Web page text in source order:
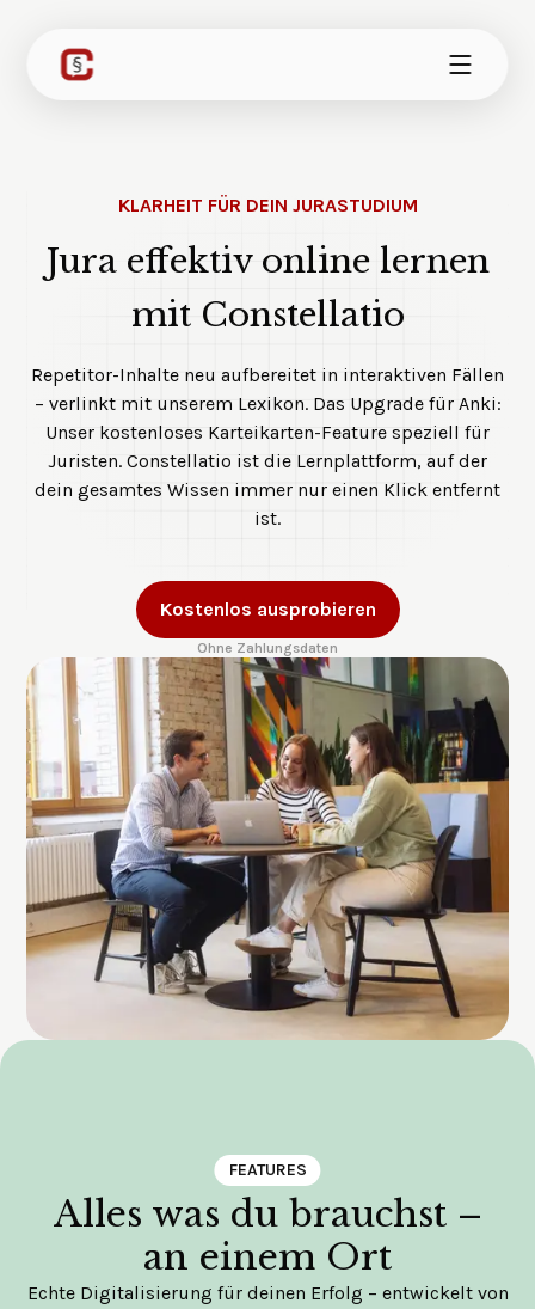
KLARHEIT FÜR DEIN JURASTUDIUM
Jura effektiv online lernen
mit Constellatio
Repetitor-Inhalte neu aufbereitet in interaktiven Fällen
– verlinkt mit unserem Lexikon. Das Upgrade für Anki:
Unser kostenloses Karteikarten-Feature speziell für
Juristen. Constellatio ist die Lernplattform, auf der
dein gesamtes Wissen immer nur einen Klick entfernt
ist.
Kostenlos ausprobieren
Ohne Zahlungsdaten
FEATURES
Alles was du brauchst –
an einem Ort
Echte Digitalisierung für deinen Erfolg – entwickelt von